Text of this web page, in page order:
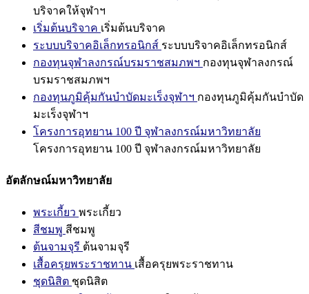
บริจาคให้จุฬาฯ
เริ่มต้นบริจาค เริ่มต้นบริจาค
ระบบบริจาคอิเล็กทรอนิกส์ ระบบบริจาคอิเล็กทรอนิกส์
กองทุนจุฬาลงกรณ์บรมราชสมภพฯ กองทุนจุฬาลงกรณ์
บรมราชสมภพฯ
กองทุนภูมิคุ้มกันบำบัดมะเร็งจุฬาฯ กองทุนภูมิคุ้มกันบำบัด
มะเร็งจุฬาฯ
โครงการอุทยาน 100 ปี จุฬาลงกรณ์มหาวิทยาลัย
โครงการอุทยาน 100 ปี จุฬาลงกรณ์มหาวิทยาลัย
อัตลักษณ์มหาวิทยาลัย
พระเกี้ยว พระเกี้ยว
สีชมพู สีชมพู
ต้นจามจุรี ต้นจามจุรี
เสื้อครุยพระราชทาน เสื้อครุยพระราชทาน
ชุดนิสิต ชุดนิสิต